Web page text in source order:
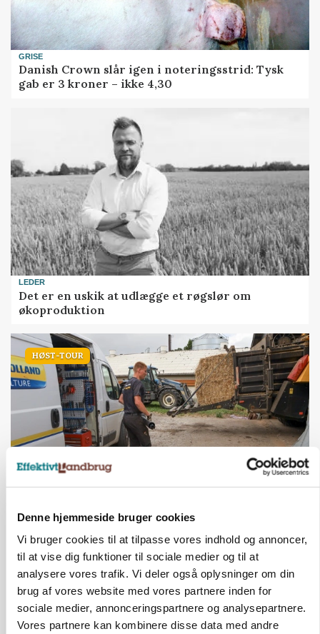
Denne hjemmeside bruger cookies
Vi bruger cookies til at tilpasse vores indhold og annoncer,
til at vise dig funktioner til sociale medier og til at
analysere vores trafik. Vi deler også oplysninger om din
brug af vores website med vores partnere inden for
sociale medier, annonceringspartnere og analysepartnere.
Vores partnere kan kombinere disse data med andre
GRISE
Danish Crown slår igen i noteringsstrid: Tysk
gab er 3 kroner – ikke 4,30
LEDER
Det er en uskik at udlægge et røgslør om
økoproduktion
HØST-TOUR
På døgnvagt i høsten
Annonce
Loading...